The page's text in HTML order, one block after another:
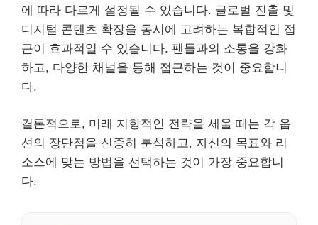
에 따라 다르게 설정될 수 있습니다. 글로벌 진출 및
디지털 콘텐츠 확장을 동시에 고려하는 복합적인 접
근이 효과적일 수 있습니다. 팬들과의 소통을 강화
하고, 다양한 채널을 통해 접근하는 것이 중요합니
다.
결론적으로, 미래 지향적인 전략을 세울 때는 각 옵
션의 장단점을 신중히 분석하고, 자신의 목표와 리
소스에 맞는 방법을 선택하는 것이 가장 중요합니
다.